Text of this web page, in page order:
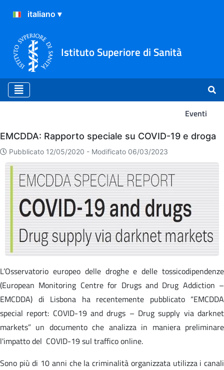
Istituto Superiore di Sanità
Eventi
Eventi
EMCDDA: Rapporto speciale su COVID-19 e droga
Pubblicato 12/05/2020 - Modificato 06/03/2023
L’Osservatorio europeo delle droghe e delle tossicodipendenze
(European Monitoring Centre for Drugs and Drug Addiction –
EMCDDA) di Lisbona ha recentemente pubblicato “EMCDDA
special report: COVID-19 and drugs – Drug supply via darknet
markets” un documento che analizza in maniera preliminare
l'impatto del COVID-19 sul traffico online.
Sono più di 10 anni che la criminalità organizzata utilizza i canali